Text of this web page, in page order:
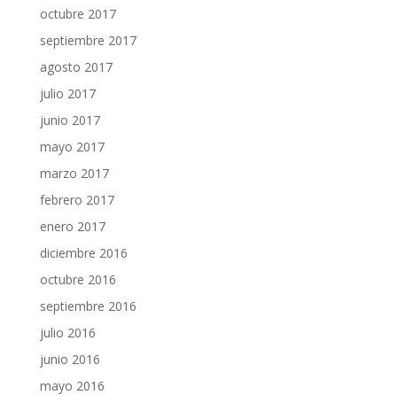
octubre 2017
septiembre 2017
agosto 2017
julio 2017
junio 2017
mayo 2017
marzo 2017
febrero 2017
enero 2017
diciembre 2016
octubre 2016
septiembre 2016
julio 2016
junio 2016
mayo 2016